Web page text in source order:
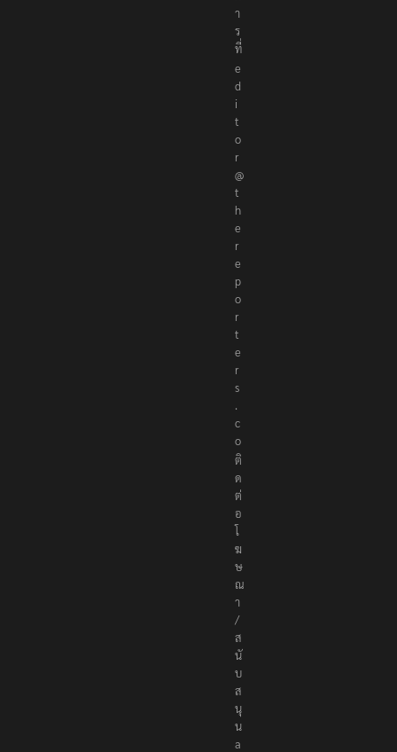
า
ร
ที่
e
d
i
t
o
r
@
t
h
e
r
e
p
o
r
t
e
r
s
.
c
o
ติ
ด
ต่
อ
โ
ฆ
ษ
ณ
า
/
ส
นั
บ
ส
นุ
น
a